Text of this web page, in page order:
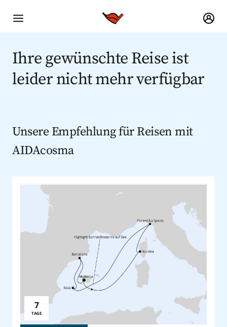
Ihre gewünschte Reise ist
leider nicht mehr verfügbar
Unsere Empfehlung für Reisen mit
AIDAcosma
Reisedauer:
7
TAGE